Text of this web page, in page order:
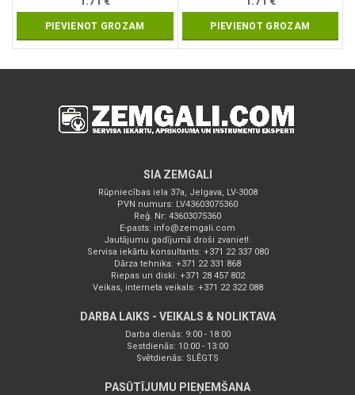
PIEVIENOT GROZAM PIEVIENOT GROZAM
SIA ZEMGALI
Rūpniecības iela 37a, Jelgava, LV-3008
PVN numurs: LV43603075360
Reģ. Nr: 43603075360
E-pasts: info@zemgali.com
Jautājumu gadījumā droši zvaniet!:
Servisa iekārtu konsultants: +371 22 337 080
Dārza tehnika: +371 22 331 868
Riepas un diski: +371 28 457 802
Veikas, interneta veikals: +371 22 322 088
DARBA LAIKS - VEIKALS & NOLIKTAVA
Darba dienās: 9:00 - 18:00
Sestdienās: 10:00 - 13:00
Svētdienās: SLĒGTS
PASŪTĪJUMU PIEŅEMŠANA